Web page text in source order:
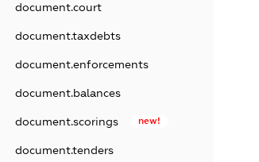
document.court
document.taxdebts
document.enforcements
document.balances
document.scorings new!
document.tenders